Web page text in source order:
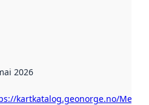
2026
kartkatalog.geonorge.no/